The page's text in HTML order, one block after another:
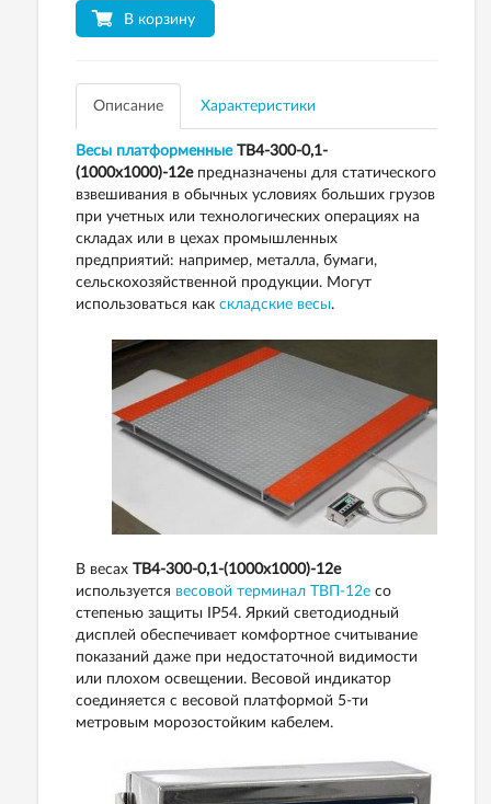
В корзину
Описание Характеристики
Весы платформенныеТВ4-300-0,1-
(1000х1000)-12епредназначены для статического
взвешивания в обычных условиях больших грузов
при учетных или технологических операциях на
складах или в цехах промышленных
предприятий: например, металла, бумаги,
сельскохозяйственной продукции. Могут
использоваться как складские весы.
В весах ТВ4-300-0,1-(1000х1000)-12е
используется весовой терминал ТВП-12е со
степенью защиты IP54. Яркий светодиодный
дисплей обеспечивает комфортное считывание
показаний даже при недостаточной видимости
или плохом освещении. Весовой индикатор
соединяется с весовой платформой 5-ти
метровым морозостойким кабелем.